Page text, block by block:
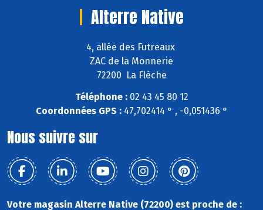
Alterre Native
4, allée des Futreaux
ZAC de la Monnerie
72200 La Flèche
Téléphone :02 43 45 80 12
Coordonnées GPS :47,702414 ° , -0,051436 °
Nous suivre sur
Votre magasin Alterre Native (72200) est proche de :